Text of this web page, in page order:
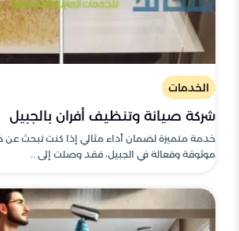
الخدمات
شركة صيانة وتنظيف أفران بالجبيل
خدمة متميزة لضمان أداء مثالي إذا كنت تبحث عن
موثوقة وفعالة في الجبيل، فقد وصلت إلى ..